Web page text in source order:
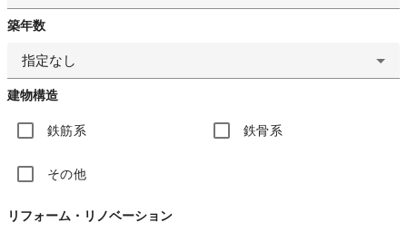
築年数
指定なし
建物構造
鉄筋系 鉄骨系
その他
リフォーム・リノベーション